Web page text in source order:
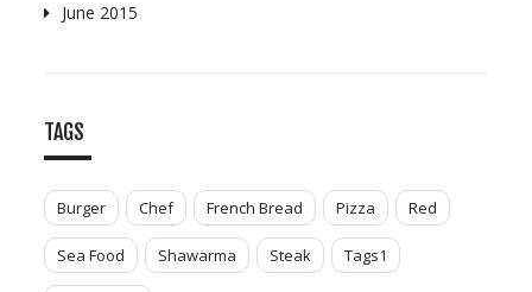
June 2015
TAGS
Burger Chef French Bread Pizza Red
Sea Food Shawarma Steak Tags1